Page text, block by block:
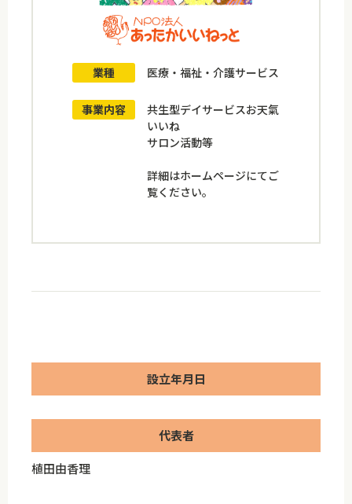
業種 医療・福祉・介護サービス
事業内容
共生型デイサービスお天氣
いいね
サロン活動等
詳細はホームページにてご
覧ください。
設立年月日
代表者
植田由香理